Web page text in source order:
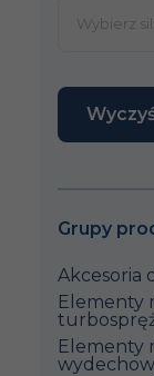
Grupy
Akcesoria
Elementy
Elementy